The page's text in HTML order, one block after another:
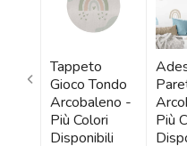
Tappeto
Gioco Tondo
Arcobaleno -
Più Colori
Disponibili
Più